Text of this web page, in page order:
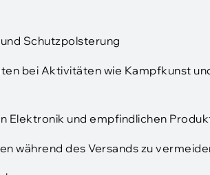
Schutzpolsterung
bei Aktivitäten wie Kampfkunst
Elektronik und empfindlichen
während des Versands zu